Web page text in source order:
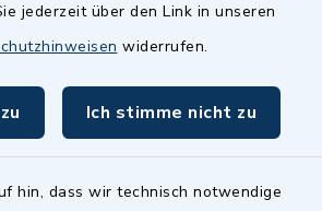
jederzeit über den Link in unseren
widerrufen.
Ich stimme nicht zu
hin, dass wir technisch notwendige